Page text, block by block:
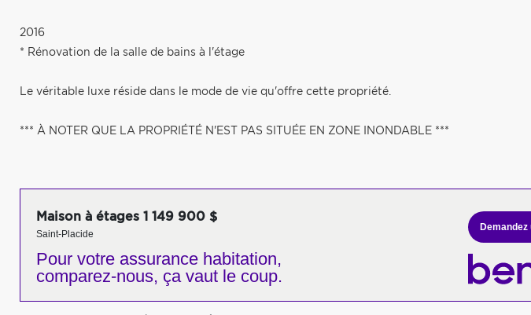
2016
* Rénovation de la salle de bains à l'étage
Le véritable luxe réside dans le mode de vie qu'offre cette propriété.
*** À NOTER QUE LA PROPRIÉTÉ N'EST PAS SITUÉE EN ZONE INONDABLE ***
Maison à étages 1 149 900 $
Saint-Placide
Pour votre assurance habitation,
comparez-nous, ça vaut le coup.